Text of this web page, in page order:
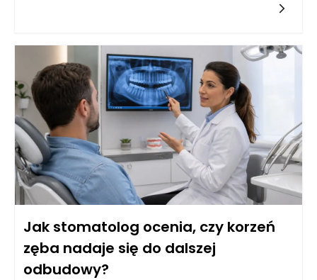
kanałowe, często będące ostatnią deską ratunku dla zębów
postępowania. W wielu przypadkach ponowne leczenie
kanałowe może uratować ząb, ale nie każdy przypadek jest
jednoznaczny. Stomatolog w Rzeszowie potrafi ocenić, kiedy
taka decyzja jest zasadne, a także jak skutecznie
przeprowadzić kolejne etapy terapii protetycznej, aby pacjent
mógł cieszyć się zdrowym uśmiechem.
Jak stomatolog ocenia, czy korzeń
zęba nadaje się do dalszej
odbudowy?